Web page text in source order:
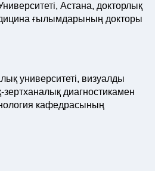
Астана, докторлық
ғылымдарының докторы
университеті, визуалды
диагностикамен
кафедрасының